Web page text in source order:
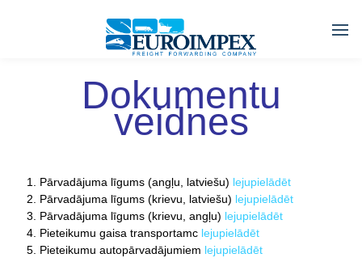
Dokumentu
veidnes
Pārvadājuma līgums (angļu, latviešu) lejupielādēt
Pārvadājuma līgums (krievu, latviešu) lejupielādēt
Pārvadājuma līgums (krievu, angļu) lejupielādēt
Pieteikumu gaisa transportamс lejupielādēt
Pieteikumu autopārvadājumiem lejupielādēt